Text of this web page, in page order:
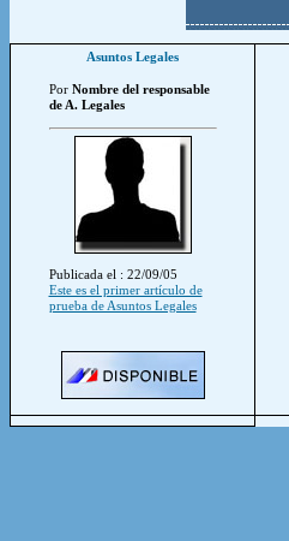
Asuntos Legales
Por Nombre del responsable
de A. Legales
Publicada el : 22/09/05
Este es el primer artículo de
prueba de Asuntos Legales